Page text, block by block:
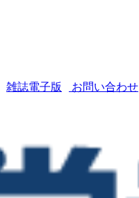
雑誌電子版 お問い合わせ